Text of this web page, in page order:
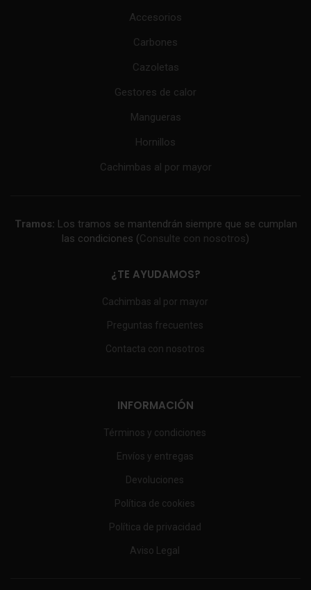
Accesorios
Carbones
Cazoletas
Gestores de calor
Mangueras
Hornillos
Cachimbas al por mayor
Tramos: Los tramos se mantendrán siempre que se cumplan
las condiciones (Consulte con nosotros)
¿TE AYUDAMOS?
Cachimbas al por mayor
Preguntas frecuentes
Contacta con nosotros
INFORMACIÓN
Términos y condiciones
Envíos y entregas
Devoluciones
Política de cookies
Política de privacidad
Aviso Legal